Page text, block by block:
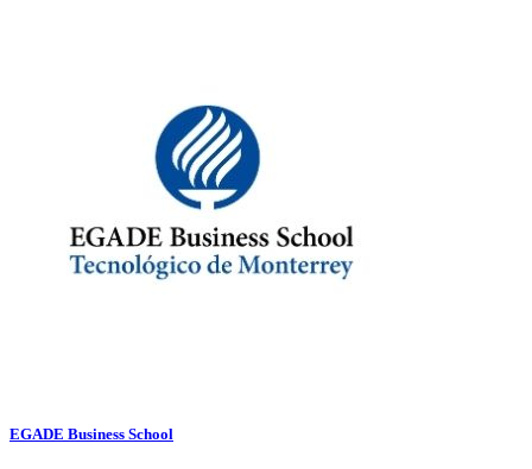
EGADE Business School